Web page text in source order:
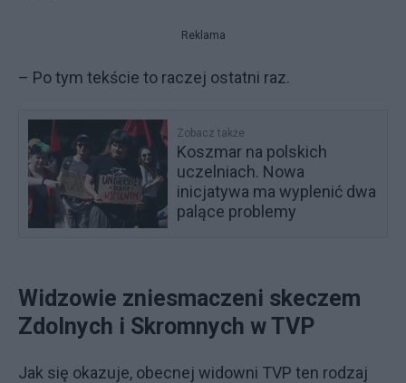
Reklama
– Po tym tekście to raczej ostatni raz.
Zobacz także
Koszmar na polskich
uczelniach. Nowa
inicjatywa ma wyplenić dwa
palące problemy
Widzowie zniesmaczeni skeczem
Zdolnych i Skromnych w TVP
Jak się okazuje, obecnej widowni TVP ten rodzaj